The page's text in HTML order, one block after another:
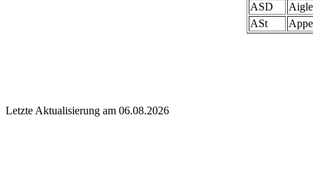
ASD
ASt
Letzte Aktualisierung am 06.08.2026